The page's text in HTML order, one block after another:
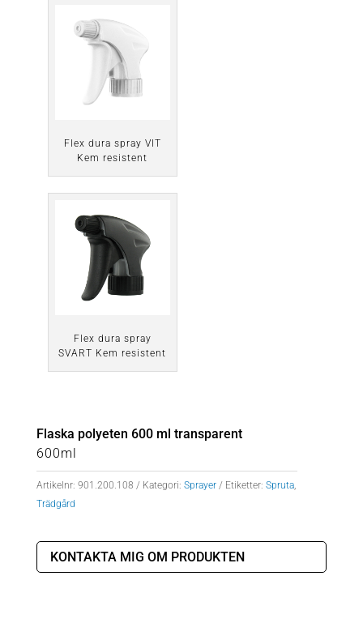
Flex dura spray VIT
Kem resistent
Flex dura spray
SVART Kem resistent
Flaska polyeten 600 ml transparent
600ml
Artikelnr: 901.200.108 Kategori: Sprayer Etiketter: Spruta,
Trädgård
KONTAKTA MIG OM PRODUKTEN